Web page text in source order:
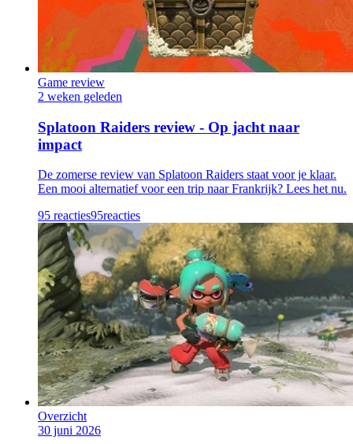
Game review
2 weken geleden
Splatoon Raiders review - Op jacht naar
impact
De zomerse review van Splatoon Raiders staat voor je klaar.
Een mooi alternatief voor een trip naar Frankrijk? Lees het nu.
95 reacties95reacties
Overzicht
30 juni 2026